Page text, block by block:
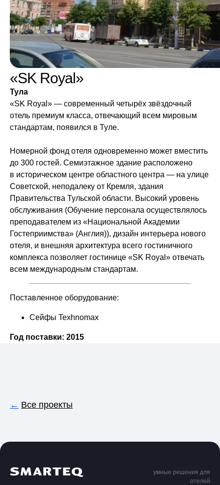
«SK Royal»
Тула
«SK Royal» — современный четырёх звёздочный
отель премиум класса, отвечающий всем мировым
стандартам, появился в Туле.
Номерной фонд отеля одновременно может вместить
до 300 гостей. Семиэтажное здание расположено
в историческом центре областного центра — на улице
Советской, неподалеку от Кремля, здания
Правительства Тульской области. Bысокий уровень
обслуживания (Обучение персонала осуществлялось
преподавателем из «Национальной Академии
Гостеприимства» (Англия)), дизайн интерьера нового
отеля, и внешняя архитектура всего гостиничного
комплекса позволяет гостинице «SK Royal» отвечать
всем международным стандартам.
Поставленное оборудование:
Сейфы Texhnomax
Год поставки: 2015
← Все проекты
умные решения для
отелей